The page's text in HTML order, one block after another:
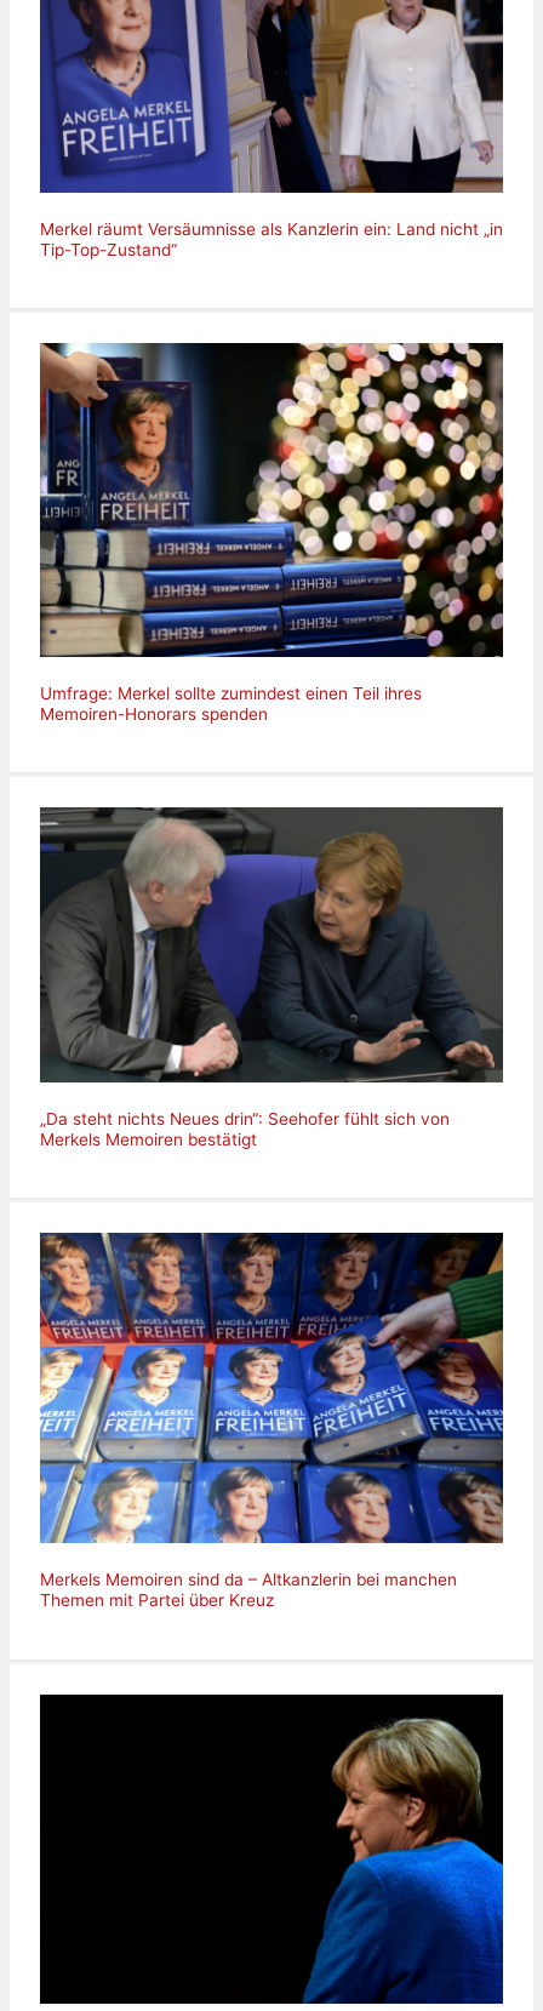
Merkel räumt Versäumnisse als Kanzlerin ein: Land nicht „in
Tip-Top-Zustand“
Umfrage: Merkel sollte zumindest einen Teil ihres
Memoiren-Honorars spenden
„Da steht nichts Neues drin“: Seehofer fühlt sich von
Merkels Memoiren bestätigt
Merkels Memoiren sind da – Altkanzlerin bei manchen
Themen mit Partei über Kreuz